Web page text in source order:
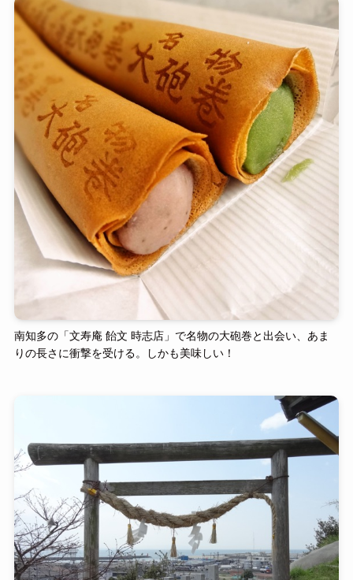
南知多の「文寿庵 飴文 時志店」で名物の大砲巻と出会い、あま
りの長さに衝撃を受ける。しかも美味しい！